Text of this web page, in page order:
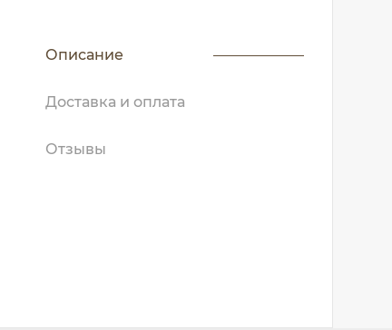
Описание
Доставка и оплата
Отзывы